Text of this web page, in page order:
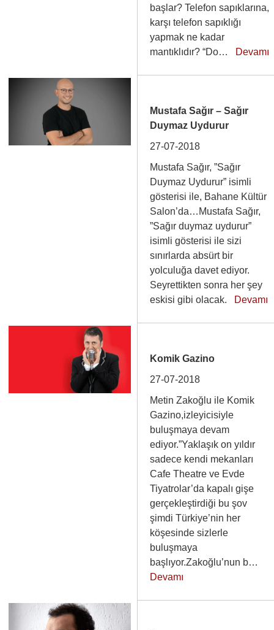
başlar? Telefon sapıklarına,
karşı telefon sapıklığı
yapmak ne kadar
mantıklıdır? “Do… Devamı
Mustafa Sağır – Sağır
Duymaz Uydurur
27-07-2018
Mustafa Sağır, ”Sağır
Duymaz Uydurur” isimli
gösterisi ile, Bahane Kültür
Salon’da…Mustafa Sağır,
”Sağır duymaz uydurur”
isimli gösterisi ile sizi
sınırlarda absürt bir
yolculuğa davet ediyor.
Seyrettikten sonra her şey
eskisi gibi olacak. Devamı
Komik Gazino
27-07-2018
Metin Zakoğlu ile Komik
Gazino,izleyicisiyle
buluşmaya devam
ediyor.”Yaklaşık on yıldır
sadece kendi mekanları
Cafe Theatre ve Evde
Tiyatrolar’da kapalı gişe
gerçekleştirdiği bu şov
şimdi Türkiye’nin her
köşesinde sizlerle
buluşmaya
başlıyor.Zakoğlu’nun b…
Devamı